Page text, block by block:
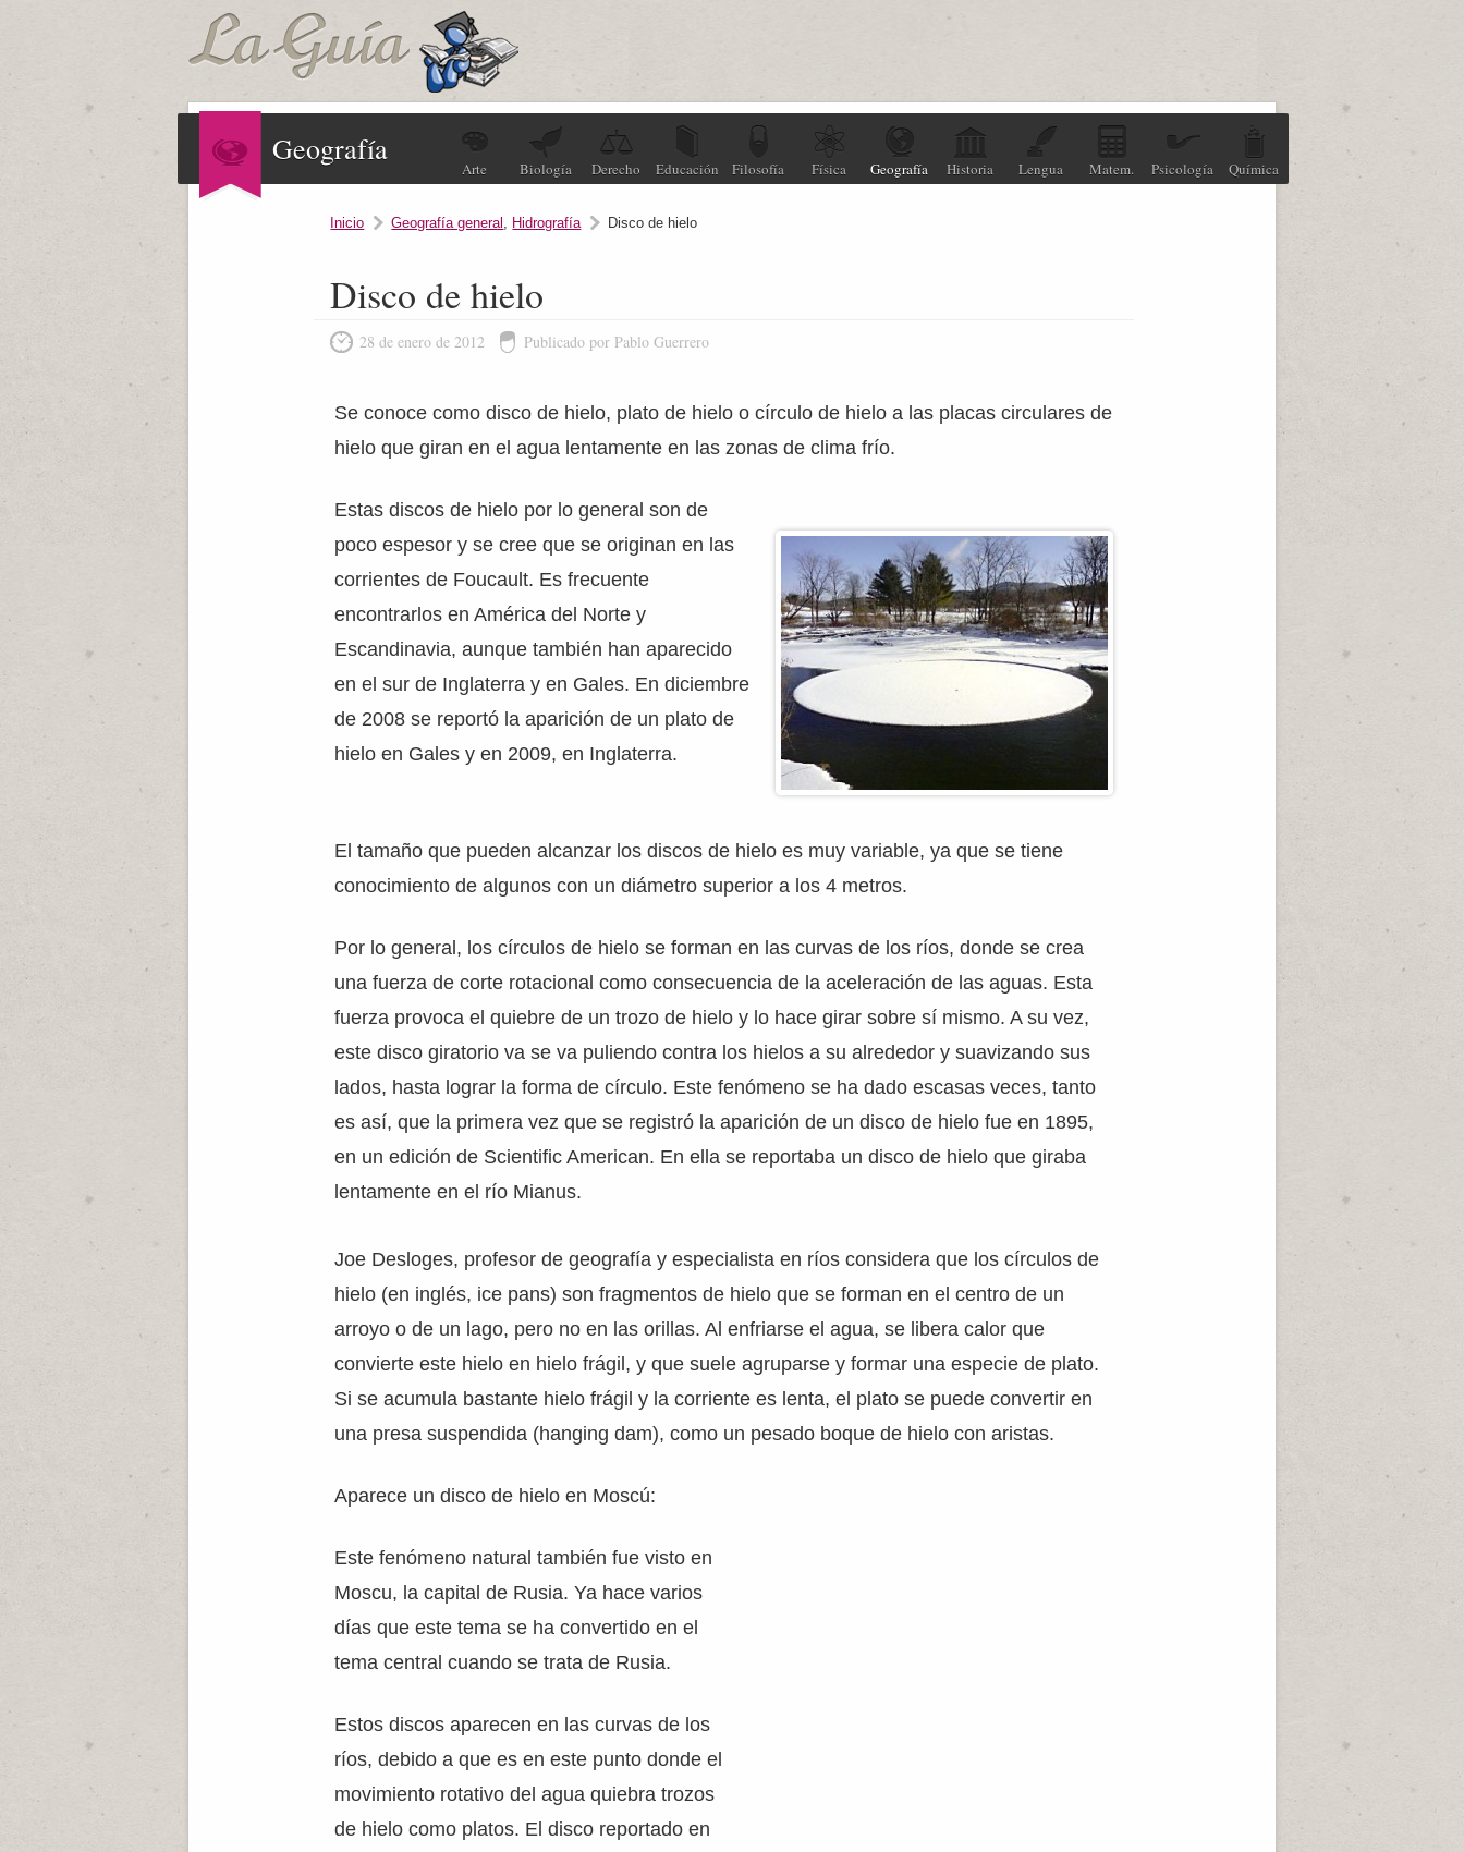
Geografía
Arte Biología Derecho Educación Filosofía Física Geografía Historia Lengua Matem. Psicología Química
Inicio Geografía general , Hidrografía Disco de hielo
Disco de hielo
28 de enero de 2012 Publicado por Pablo Guerrero
Se conoce como disco de hielo, plato de hielo o círculo de hielo a las placas circulares de
hielo que giran en el agua lentamente en las zonas de clima frío.
Estas discos de hielo por lo general son de
poco espesor y se cree que se originan en las
corrientes de Foucault. Es frecuente
encontrarlos en América del Norte y
Escandinavia, aunque también han aparecido
en el sur de Inglaterra y en Gales. En diciembre
de 2008 se reportó la aparición de un plato de
hielo en Gales y en 2009, en Inglaterra.
El tamaño que pueden alcanzar los discos de hielo es muy variable, ya que se tiene
conocimiento de algunos con un diámetro superior a los 4 metros.
Por lo general, los círculos de hielo se forman en las curvas de los ríos, donde se crea
una fuerza de corte rotacional como consecuencia de la aceleración de las aguas. Esta
fuerza provoca el quiebre de un trozo de hielo y lo hace girar sobre sí mismo. A su vez,
este disco giratorio va se va puliendo contra los hielos a su alrededor y suavizando sus
lados, hasta lograr la forma de círculo. Este fenómeno se ha dado escasas veces, tanto
es así, que la primera vez que se registró la aparición de un disco de hielo fue en 1895,
en un edición de Scientific American. En ella se reportaba un disco de hielo que giraba
lentamente en el río Mianus.
Joe Desloges, profesor de geografía y especialista en ríos considera que los círculos de
hielo (en inglés, ice pans) son fragmentos de hielo que se forman en el centro de un
arroyo o de un lago, pero no en las orillas. Al enfriarse el agua, se libera calor que
convierte este hielo en hielo frágil, y que suele agruparse y formar una especie de plato.
Si se acumula bastante hielo frágil y la corriente es lenta, el plato se puede convertir en
una presa suspendida (hanging dam), como un pesado boque de hielo con aristas.
Aparece un disco de hielo en Moscú:
Este fenómeno natural también fue visto en
Moscu, la capital de Rusia. Ya hace varios
días que este tema se ha convertido en el
tema central cuando se trata de Rusia.
Estos discos aparecen en las curvas de los
ríos, debido a que es en este punto donde el
movimiento rotativo del agua quiebra trozos
de hielo como platos. El disco reportado en